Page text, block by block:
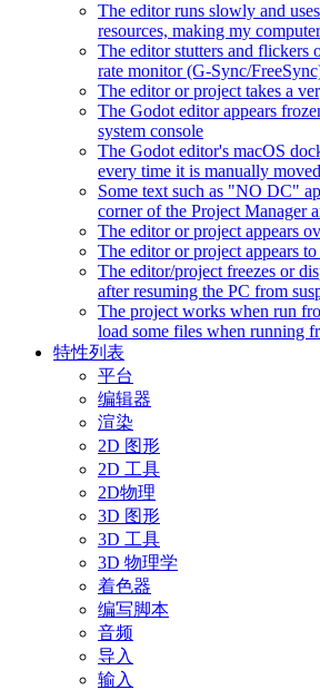
The editor runs slowly and
resources, making my
The editor stutters and flickers
rate monitor (G-Sync/
The editor or project takes a
The Godot editor appears
system console
The Godot editor's macOS
every time it is manually moved
Some text such as "NO DC"
corner of the Project Manager
The editor or project appears
The editor or project appears
The editor/project freezes or
after resuming the PC from
The project works when run
load some files when running
特性列表
平台
编辑器
渲染
2D 图形
2D 工具
2D物理
3D 图形
3D 工具
3D 物理学
着色器
编写脚本
音频
导入
输入